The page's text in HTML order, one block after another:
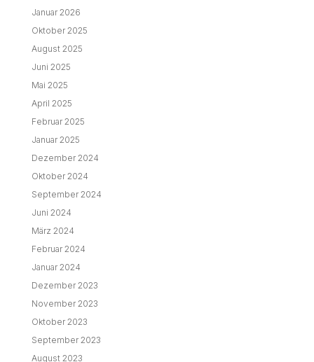
Februar 2024
Januar 2024
Dezember 2023
November 2023
Oktober 2023
September 2023
August 2023
Juni 2023
Mai 2023
April 2023
März 2023
Februar 2023
Januar 2023
Dezember 2022
November 2022
Oktober 2022
September 2022
August 2022
Juli 2022
Mai 2022